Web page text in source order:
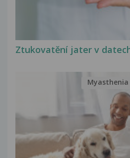
Ztukovatění jater v
Myasthenia